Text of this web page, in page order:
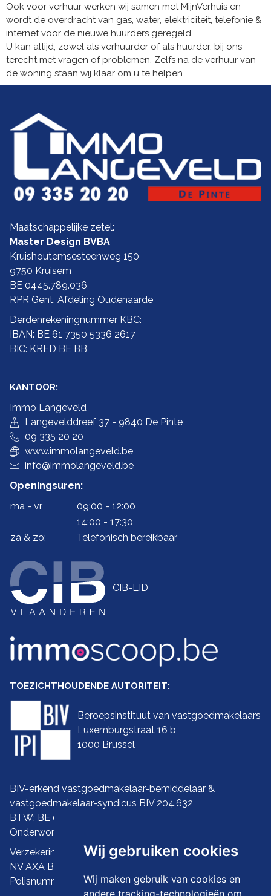
Wij gebruiken cookies
Wij maken gebruik van cookies en
andere tracking-technologieën om
Ook voor verhuur werken wij samen met MijnVerhuis en
wordt de overdracht van gas, water, elektriciteit, telefonie &
internet voor de nieuwe huurders geregeld.
U kan altijd, zowel als verhuurder of als huurder, bij ons
terecht met vragen of problemen. Zelfs na de verhuur van
de woning staan wij klaar om u te helpen.
Maatschappelijke zetel:
Master Design BVBA
Kruishoutemsesteenweg 150
9750 Kruisem
BE 0445.789.036
RPR Gent, Afdeling Oudenaarde
Derdenrekeningnummer KBC:
IBAN: BE 61 7350 5336 2617
BIC: KRED BE BB
KANTOOR:
Immo Langeveld
Langevelddreef 37 - 9840 De Pinte
09 335 20 20
www.immolangeveld.be
info@immolangeveld.be
Openingsuren:
ma - vr
09:00 - 12:00
14:00 - 17:30
za & zo:
Telefonisch bereikbaar
CIB-LID
TOEZICHTHOUDENDE AUTORITEIT:
Beroepsinstituut van vastgoedmakelaars
Luxemburgstraat 16 b
1000 Brussel
BIV-erkend vastgoedmakelaar-bemiddelaar &
vastgoedmakelaar-syndicus BIV 204.632
BTW: BE 0445.789.036
Onderworpen aan biv
Verzekering ba en borgstelling:
NV AXA Belgium
Polisnummer 730.390.160